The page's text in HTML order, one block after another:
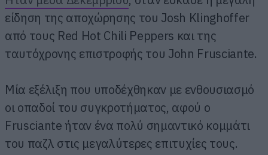
είδηση της αποχώρησης του Josh Klinghoffer
από τους Red Hot Chili Peppers και της
ταυτόχρονης επιστροφής του John Frusciante.
Μία εξέλιξη που υποδέχθηκαν με ενθουσιασμό
οι οπαδοί του συγκροτήματος, αφού ο
Frusciante ήταν ένα πολύ σημαντικό κομμάτι
του παζλ στις μεγαλύτερες επιτυχίες τους.